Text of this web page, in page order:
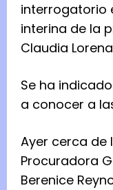
interrogatorio
interina de la
Claudia
Se ha
a conocer a
Ayer cerca de
Procuradora
Berenice